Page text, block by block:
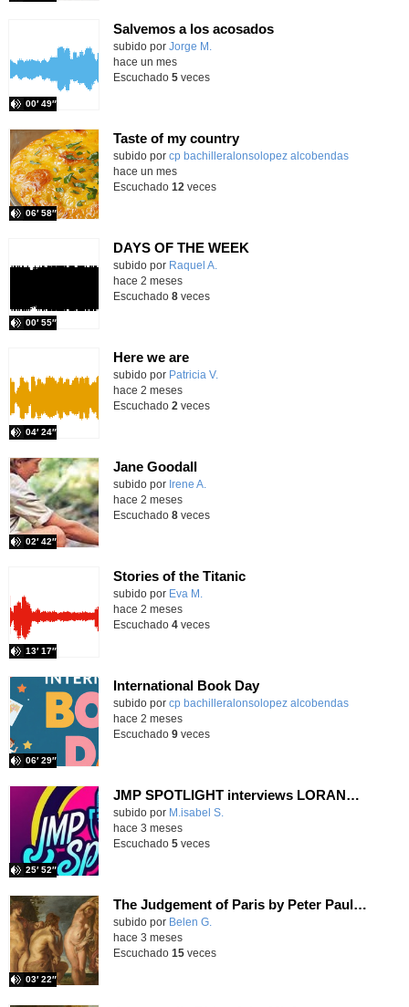
Salvemos a los acosados
Contenido educativo.
subido por Jorge M.
00′ 49″
hace un mes
Escuchado 5veces
Taste of my country
Contenido educativo.
subido por cp bachilleralonsolopez alcobendas
06′ 58″
-
hace un mes
Escuchado 12 veces
DAYS OF THE WEEK
Contenido educativo.
subido por Raquel A.
00′ 55″
hace 2 meses
Escuchado 8veces
Here we are
Contenido educativo.
subido por Patricia V.
04′ 24″
hace 2 meses
Escuchado 2 veces
Jane Goodall
Contenido educativo.
subido por Irene A.
02′ 42″
hace 2 meses
Escuchado 8veces
Stories of the Titanic
Contenido educativo.
subido por Eva M.
13′ 17″
hace 2 meses
Escuchado 4veces
International Book Day
Contenido educativo.
subido por cp bachilleralonsolopez alcobendas
06′ 29″
-
hace 2 meses
Escuchado 9veces
JMP SPOTLIGHT interviews LORANCA ON AIR CREW in their studio
Contenido educativo.
subido por M.isabel S.
25′ 52″
hace 3 meses
Escuchado 5veces
The Judgement of Paris by Peter Paul Rubens
Contenido educativo.
subido por Belen G.
03′ 22″
hace 3 meses
Escuchado 15veces